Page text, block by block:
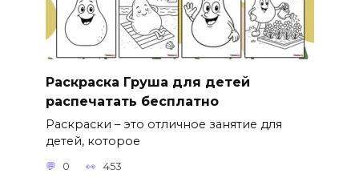
Раскраска Груша для детей
распечатать бесплатно
Раскраски – это отличное занятие для
детей, которое
0 453